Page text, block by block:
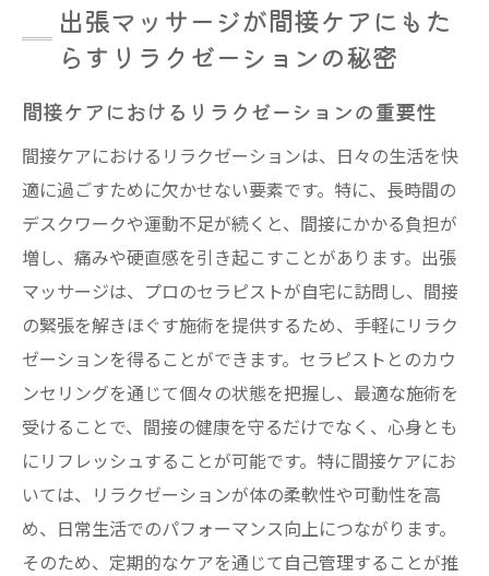
ク
ストレス軽減のためのプロのアプローチ
自然な癒しを提供するための環境作り
日常生活におけるリラクゼーションの必要
性
自宅で始める間接ケア出張マッサージの魅力と
は
出張マッサージを選ぶ理由
自宅で受ける施術の魅力と効果
間接ケアのためのカスタマイズプログラム
家庭環境でのリラクゼーションの実現
自宅での施術がもたらす心理的効果
出張マッサージでの間接ケアの新しい形
プロのセラピストが教える出張マッサージの体
の変化
出張マッサージが間接ケアにもた
らすリラクゼーションの秘密
間接ケアにおけるリラクゼーションの重要性
間接ケアにおけるリラクゼーションは、日々の生活を快
適に過ごすために欠かせない要素です。特に、長時間の
デスクワークや運動不足が続くと、間接にかかる負担が
増し、痛みや硬直感を引き起こすことがあります。出張
マッサージは、プロのセラピストが自宅に訪問し、間接
の緊張を解きほぐす施術を提供するため、手軽にリラク
ゼーションを得ることができます。セラピストとのカウ
ンセリングを通じて個々の状態を把握し、最適な施術を
受けることで、間接の健康を守るだけでなく、心身とも
にリフレッシュすることが可能です。特に間接ケアにお
いては、リラクゼーションが体の柔軟性や可動性を高
め、日常生活でのパフォーマンス向上につながります。
そのため、定期的なケアを通じて自己管理することが推